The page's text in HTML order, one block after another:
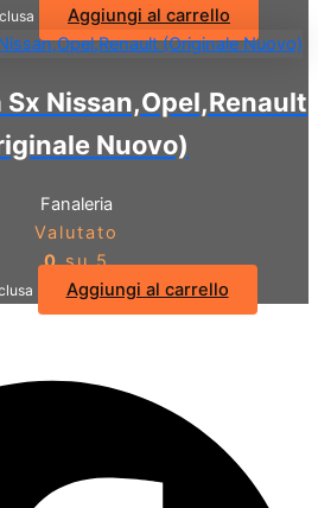
Aggiungi al carrello
Nissan,Opel,Renault
Nuovo)
Fanaleria
Valutato
0su 5
Aggiungi al carrello